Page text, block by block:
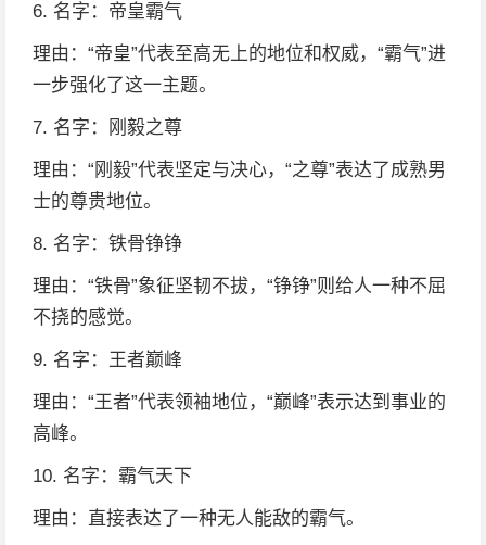
6. 名字：帝皇霸气
理由：“帝皇”代表至高无上的地位和权威，“霸气”进
一步强化了这一主题。
7. 名字：刚毅之尊
理由：“刚毅”代表坚定与决心，“之尊”表达了成熟男
士的尊贵地位。
8. 名字：铁骨铮铮
理由：“铁骨”象征坚韧不拔，“铮铮”则给人一种不屈
不挠的感觉。
9. 名字：王者巅峰
理由：“王者”代表领袖地位，“巅峰”表示达到事业的
高峰。
10. 名字：霸气天下
理由：直接表达了一种无人能敌的霸气。